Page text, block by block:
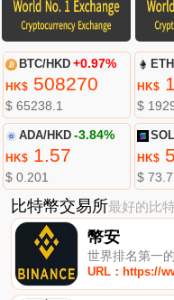
BTC/HKD +0.97%
HK$508270
$ 65238.1
HK$
$
ADA/HKD -3.84%
HK$1.57
$ 0.201
HK$
$
比特幣交易所最好的比
幣安
世界排名第一
URL：https://